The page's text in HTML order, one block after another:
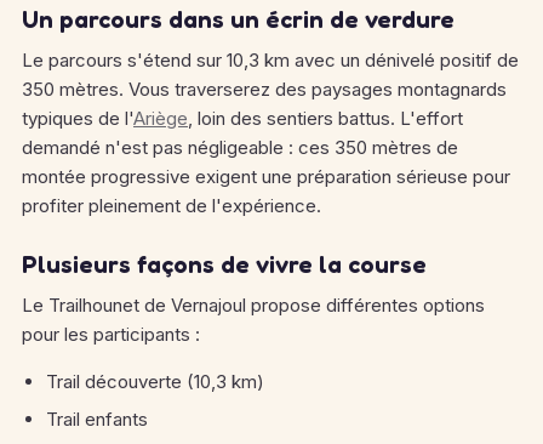
Un parcours dans un écrin de verdure
Le parcours s'étend sur 10,3 km avec un dénivelé positif de
350 mètres. Vous traverserez des paysages montagnards
typiques de l'Ariège, loin des sentiers battus. L'effort
demandé n'est pas négligeable : ces 350 mètres de
montée progressive exigent une préparation sérieuse pour
profiter pleinement de l'expérience.
Plusieurs façons de vivre la course
Le Trailhounet de Vernajoul propose différentes options
pour les participants :
Trail découverte (10,3 km)
Trail enfants